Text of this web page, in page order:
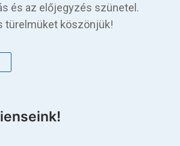
és az előjegyzés szünetel.
türelmüket köszönjük!